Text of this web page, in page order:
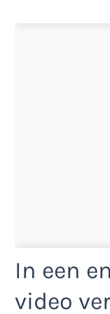
In een
video